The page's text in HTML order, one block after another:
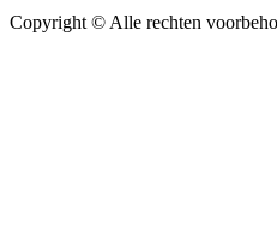
Copyright © Alle rechten